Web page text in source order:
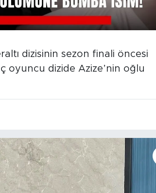
dizisinin sezon finali öncesi
oyuncu dizide Azize’nin oğlu